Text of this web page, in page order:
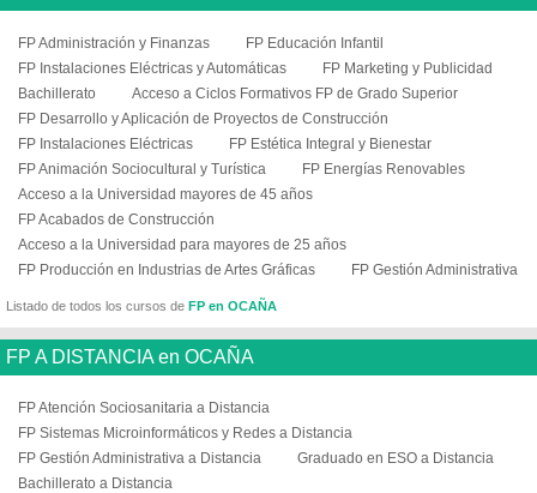
FP Administración y Finanzas
FP Educación Infantil
FP Instalaciones Eléctricas y Automáticas
FP Marketing y Publicidad
Bachillerato
Acceso a Ciclos Formativos FP de Grado Superior
FP Desarrollo y Aplicación de Proyectos de Construcción
FP Instalaciones Eléctricas
FP Estética Integral y Bienestar
FP Animación Sociocultural y Turística
FP Energías Renovables
Acceso a la Universidad mayores de 45 años
FP Acabados de Construcción
Acceso a la Universidad para mayores de 25 años
FP Producción en Industrias de Artes Gráficas
FP Gestión Administrativa
Listado de todos los cursos de FP en OCAÑA
FP A DISTANCIA en OCAÑA
FP Atención Sociosanitaria a Distancia
FP Sistemas Microinformáticos y Redes a Distancia
FP Gestión Administrativa a Distancia
Graduado en ESO a Distancia
Bachillerato a Distancia